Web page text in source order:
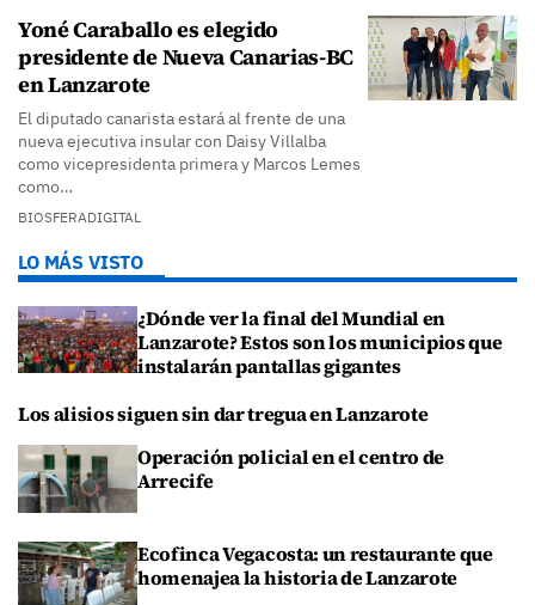
Yoné Caraballo es elegido
presidente de Nueva Canarias-BC
en Lanzarote
El diputado canarista estará al frente de una
nueva ejecutiva insular con Daisy Villalba
como vicepresidenta primera y Marcos Lemes
como…
BIOSFERADIGITAL
LO MÁS VISTO
¿Dónde ver la final del Mundial en
Lanzarote? Estos son los municipios que
instalarán pantallas gigantes
Los alisios siguen sin dar tregua en Lanzarote
Operación policial en el centro de
Arrecife
Ecofinca Vegacosta: un restaurante que
homenajea la historia de Lanzarote